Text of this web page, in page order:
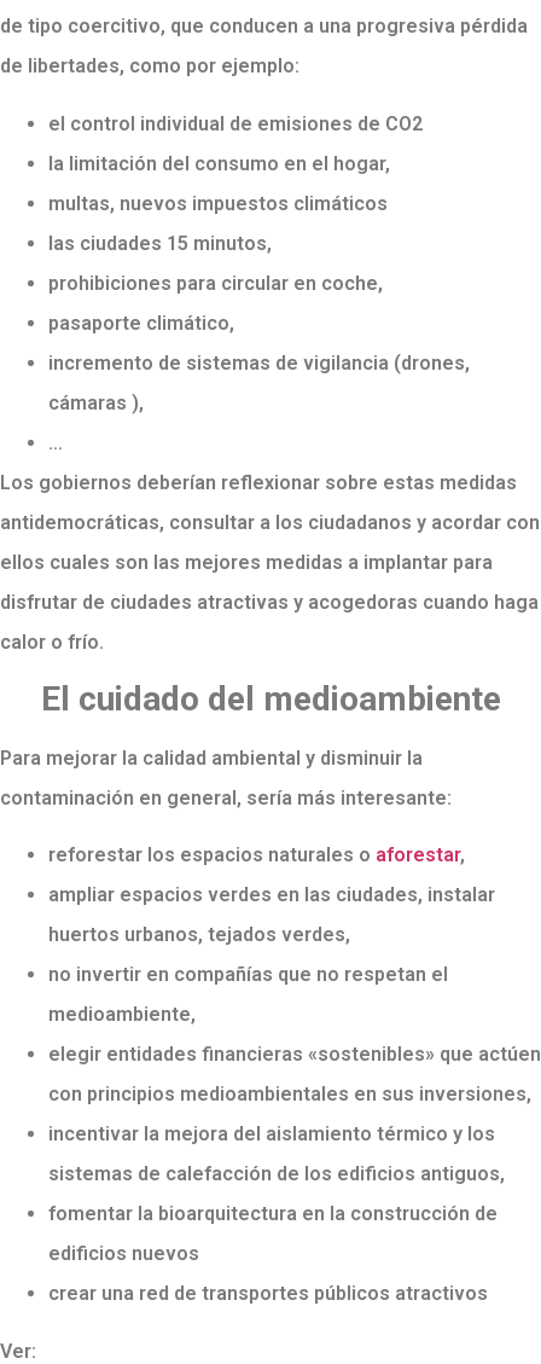
de tipo coercitivo, que conducen a una progresiva pérdida
de libertades, como por ejemplo:
el control individual de emisiones de CO2
la limitación del consumo en el hogar,
multas, nuevos impuestos climáticos
las ciudades 15 minutos,
prohibiciones para circular en coche,
pasaporte climático,
incremento de sistemas de vigilancia (drones,
cámaras ),
…
Los gobiernos deberían reflexionar sobre estas medidas
antidemocráticas, consultar a los ciudadanos y acordar con
ellos cuales son las mejores medidas a implantar para
disfrutar de ciudades atractivas y acogedoras cuando haga
calor o frío.
El cuidado del medioambiente
Para mejorar la calidad ambiental y disminuir la
contaminación en general, sería más interesante:
reforestar los espacios naturales o aforestar,
ampliar espacios verdes en las ciudades, instalar
huertos urbanos, tejados verdes,
no invertir en compañías que no respetan el
medioambiente,
elegir entidades financieras «sostenibles» que actúen
con principios medioambientales en sus inversiones,
incentivar la mejora del aislamiento térmico y los
sistemas de calefacción de los edificios antiguos,
fomentar la bioarquitectura en la construcción de
edificios nuevos
crear una red de transportes públicos atractivos
Ver: